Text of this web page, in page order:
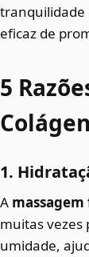
tranquilidade
eficaz de
5
1.
A
muitas vezes
umidade,